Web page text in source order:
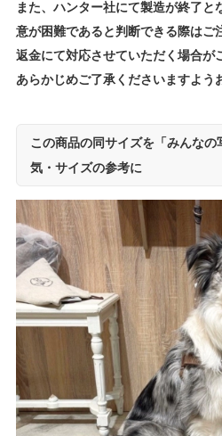
また、ハンター社にて製造が終了と
意が困難であると判断できる際はご
返金にて対応させていただく場合が
あらかじめご了承くださいますよう
この商品の同サイズを「みんな
気・サイズの参考に